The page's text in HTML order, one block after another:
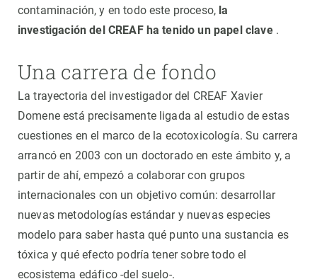
contaminación, y en todo este proceso, la
investigación del CREAF ha tenido un papel clave.
Una carrera de fondo
La trayectoria del investigador del CREAF Xavier
Domene está precisamente ligada al estudio de estas
cuestiones en el marco de la ecotoxicología. Su carrera
arrancó en 2003 con un doctorado en este ámbito y, a
partir de ahí, empezó a colaborar con grupos
internacionales con un objetivo común: desarrollar
nuevas metodologías estándar y nuevas especies
modelo para saber hasta qué punto una sustancia es
tóxica y qué efecto podría tener sobre todo el
ecosistema edáfico -del suelo-.